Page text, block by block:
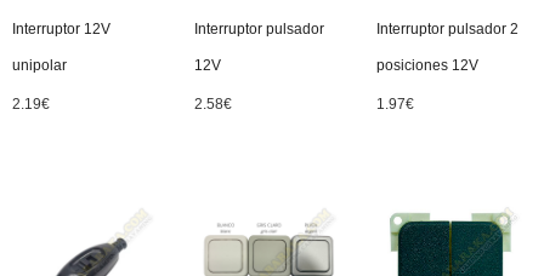
Interruptor 12V
unipolar
2.19€
Interruptor pulsador
12V
2.58€
Interruptor pulsador 2
posiciones 12V
1.97€